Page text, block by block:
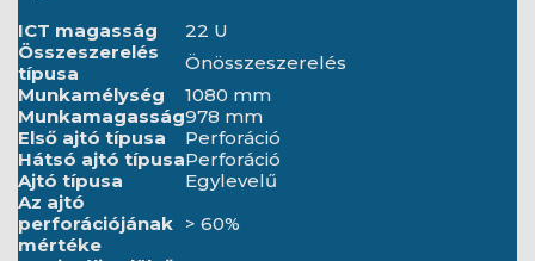
ICT magasság
22 U
Összeszerelés
típusa
Önösszeszerelés
Munkamélység
1080 mm
Munkamagasság978 mm
Első ajtó típusa
Perforáció
Hátsó ajtó típusaPerforáció
Ajtó típusa
Egylevelű
Az ajtó
perforációjának
mértéke
> 60%